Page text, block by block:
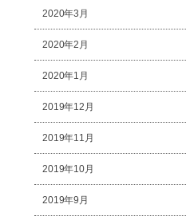
2020年3月
2020年2月
2020年1月
2019年12月
2019年11月
2019年10月
2019年9月